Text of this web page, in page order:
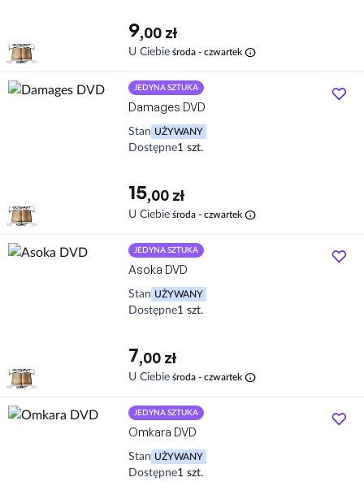
9,00 zł
U Ciebie środa - czwartek info
JEDYNA SZTUKA
Damages DVD
Stan UŻYWANY
Dostępne1 szt.
15,00 zł
U Ciebie środa - czwartek info
JEDYNA SZTUKA
Asoka DVD
Stan UŻYWANY
Dostępne1 szt.
7,00 zł
U Ciebie środa - czwartek info
JEDYNA SZTUKA
Omkara DVD
Stan UŻYWANY
Dostępne1 szt.